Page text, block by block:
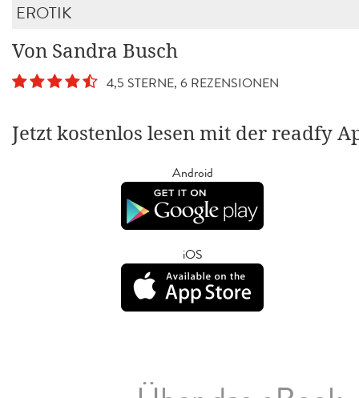
EROTIK
Von Sandra Busch
4,5 STERNE, 6 REZENSIONEN
Jetzt kostenlos lesen mit der readfy
Android
iOS